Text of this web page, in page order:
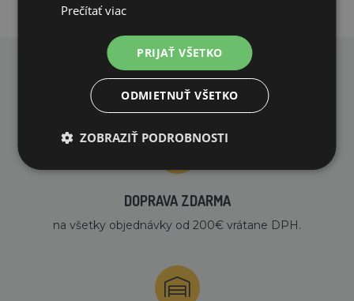
PREČO NAKUPOVAŤ U NÁS?
DOPRAVA ZDARMA
na všetky objednávky od 200€ vrátane DPH.
Prečítať viac
PRIJAŤ VŠETKO
ODMIETNUŤ VŠETKO
ZOBRAZIŤ PODROBNOSTI